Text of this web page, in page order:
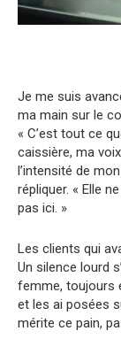
Je me suis
ma main sur le
« C’est tout ce
caissière, ma
l’intensité de
répliquer. « Elle
pas ici. »
Les clients qui
Un silence lourd
femme, toujours
et les ai posées
mérite ce pain,